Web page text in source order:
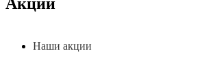
Наши акции